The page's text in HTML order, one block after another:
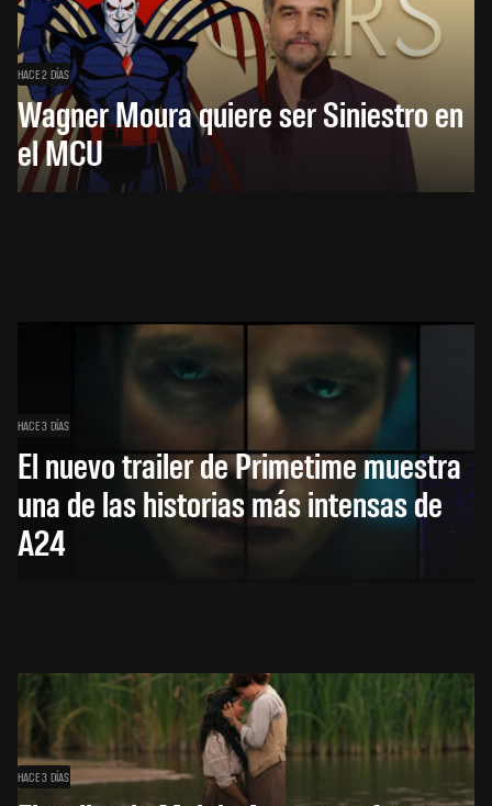
HACE 2 DÍAS
Wagner Moura quiere ser Siniestro en
el MCU
HACE 3 DÍAS
El nuevo trailer de Primetime muestra
una de las historias más intensas de
A24
HACE 3 DÍAS